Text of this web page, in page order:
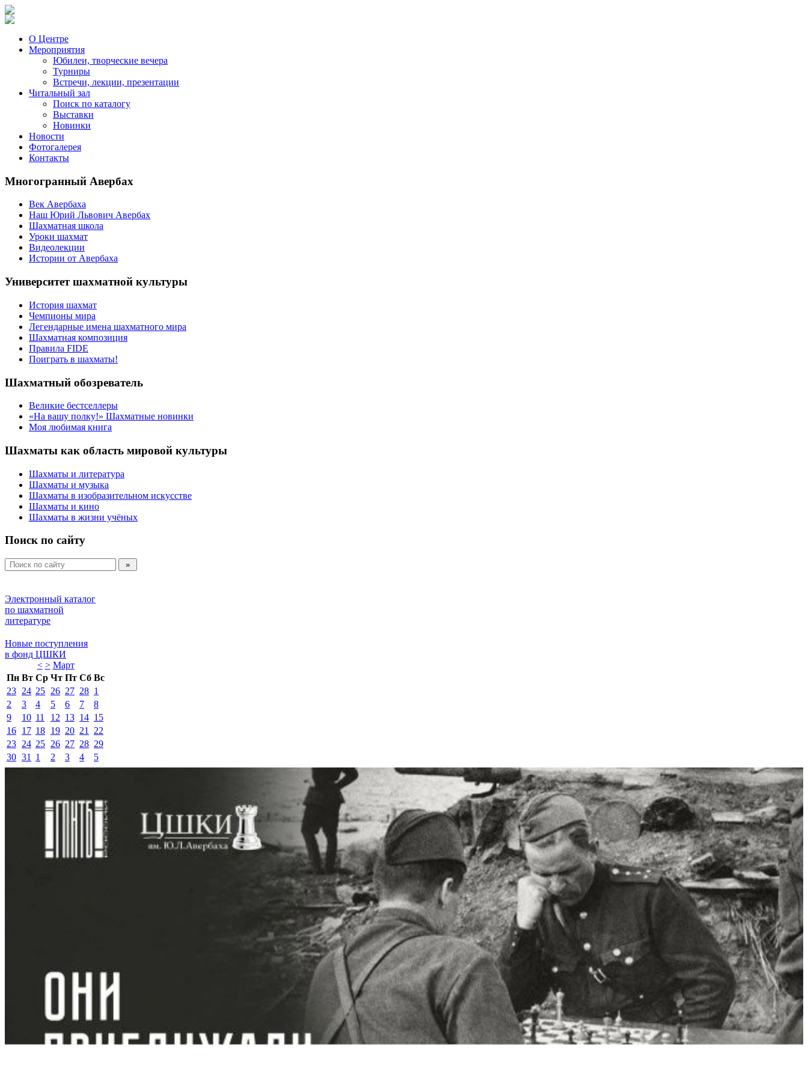
О Центре
Мероприятия
Юбилеи, творческие вечера
Турниры
Встречи, лекции, презентации
Читальный зал
Поиск по каталогу
Выставки
Новинки
Новости
Фотогалерея
Контакты
Многогранный Авербах
Век Авербаха
Наш Юрий Львович Авербах
Шахматная школа
Уроки шахмат
Видеолекции
Истории от Авербаха
Университет шахматной культуры
История шахмат
Чемпионы мира
Легендарные имена шахматного мира
Шахматная композиция
Правила FIDE
Поиграть в шахматы!
Шахматный обозреватель
Великие бестселлеры
«На вашу полку!» Шахматные новинки
Моя любимая книга
Шахматы как область мировой культуры
Шахматы и литература
Шахматы и музыка
Шахматы в изобразительном искусстве
Шахматы и кино
Шахматы в жизни учёных
Поиск по сайту
Электронный каталог
по шахматной
литературе
Новые поступления
в фонд ЦШКИ
< > Март
Пн Вт Ср Чт Пт Сб Вс
23 24 25 26 27 28 1
2
3 4 5 6 7
8
9
10 11 12 13 14 15
16 17 18 19 20 21
22
23 24 25 26 27 28 29
30 31 1 2 3 4 5